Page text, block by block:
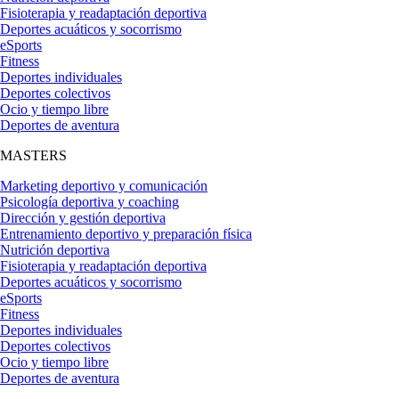
Fisioterapia y readaptación deportiva
Deportes acuáticos y socorrismo
eSports
Fitness
Deportes individuales
Deportes colectivos
Ocio y tiempo libre
Deportes de aventura
MASTERS
Marketing deportivo y comunicación
Psicología deportiva y coaching
Dirección y gestión deportiva
Entrenamiento deportivo y preparación física
Nutrición deportiva
Fisioterapia y readaptación deportiva
Deportes acuáticos y socorrismo
eSports
Fitness
Deportes individuales
Deportes colectivos
Ocio y tiempo libre
Deportes de aventura